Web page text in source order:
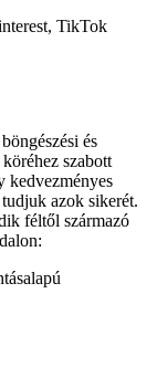
TikTok
és
szabott
kedvezményes
azok sikerét.
féltől származó